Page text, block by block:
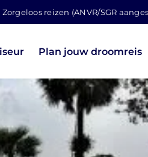
Zorgeloos reizen (ANVR/SGR
Plan jouw droomreis